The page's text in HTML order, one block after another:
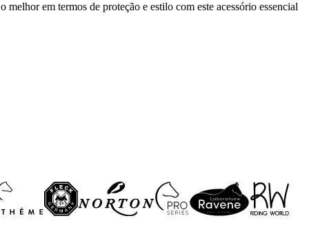
em termos de proteção e estilo com este acessório essencial